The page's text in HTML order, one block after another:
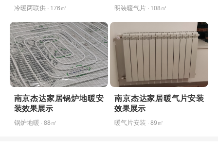
冷暖两联供 · 176㎡ 明装暖气片 · 108㎡
南京杰达家居锅炉地暖安
装效果展示
锅炉地暖 · 88㎡
南京杰达家居暖气片安装
效果展示
暖气片安装 · 89㎡